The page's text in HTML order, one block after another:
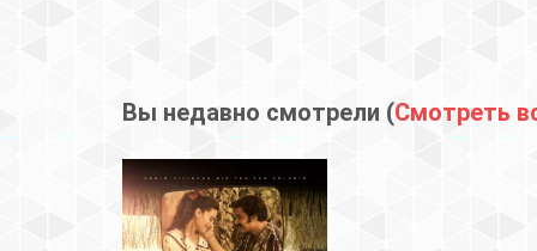
Вы недавно смотрели (Смотреть